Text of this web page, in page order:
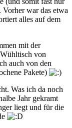
war das etwa
alles auf dem
mit der
von
auch von den
Pakete)
Was ich da noch
Jahr gekramt
liegt und für die